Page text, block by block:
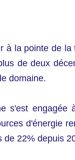
à la pointe de
de deux
domaine.
s'est
d'énergie
22% depuis